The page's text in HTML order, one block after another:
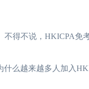
得不说，HKICPA免
么越来越多人加入